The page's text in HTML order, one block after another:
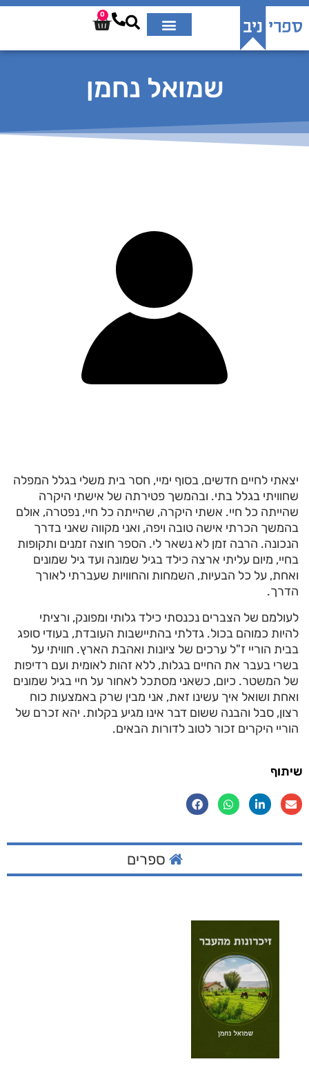
0
שמואל נחמן
יצאתי לחיים חדשים, בסוף ימיי, חסר בית משלי בגלל המפלה
שחוויתי בגלל בתי. ובהמשך פטירתה של אישתי היקרה
שהייתה כל חיי. אשתי היקרה, שהייתה כל חיי, נפטרה, אולם
בהמשך הכרתי אישה טובה ויפה, ואני מקווה שאני בדרך
הנכונה. הרבה זמן לא נשאר לי. הספר חוצה זמנים ותקופות
בחיי, מיום עליתי ארצה כילד בגיל שמונה ועד גיל שמונים
ואחת, על כל הבעיות, השמחות והחוויות שעברתי לאורך
הדרך.
לעולמם של הצברים נכנסתי כילד גלותי ומפונק, ורציתי
להיות כמוהם בכול. גדלתי בהתיישבות העובדת, בעודי סופג
בבית הוריי ז"ל ערכים של ציונות ואהבת הארץ. חוויתי על
בשרי בעבר את החיים בגלות, ללא זהות לאומית ועם רדיפות
של המשטר. כיום, כשאני מסתכל לאחור על חיי בגיל שמונים
ואחת ושואל איך עשינו זאת, אני מבין שרק באמצעות כוח
רצון, סבל והבנה ששום דבר אינו מגיע בקלות. יהא זכרם של
הוריי היקרים זכור לטוב לדורות הבאים.
שיתוף
ספרים